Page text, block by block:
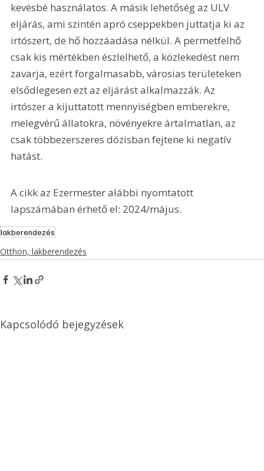
kevésbé használatos. A másik lehetőség az ULV
eljárás, ami szintén apró cseppekben juttatja ki az
irtószert, de hő hozzáadása nélkül. A permetfelhő
csak kis mértékben észlelhető, a közlekedést nem
zavarja, ezért forgalmasabb, városias területeken
elsődlegesen ezt az eljárást alkalmazzák. Az
irtószer a kijuttatott mennyiségben emberekre,
melegvérű állatokra, növényekre ártalmatlan, az
csak többezerszeres dózisban fejtene ki negatív
hatást.
A cikk az Ezermester alábbi nyomtatott
lapszámában érhető el: 2024/május.
lakberendezés
Otthon, lakberendezés
Kapcsolódó bejegyzések